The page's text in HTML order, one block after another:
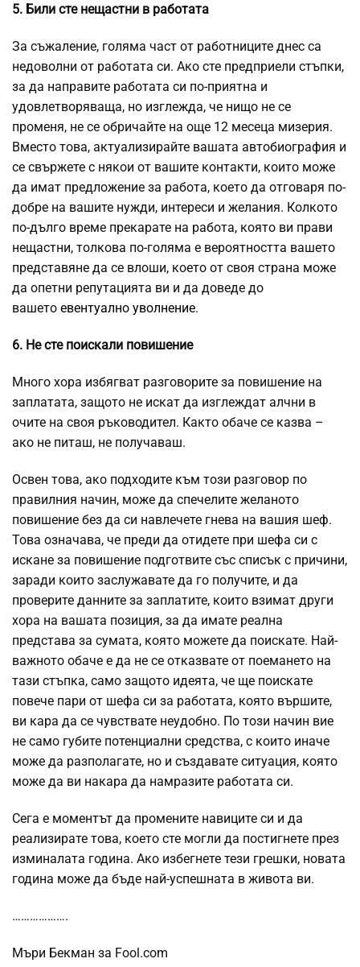
5. Били сте нещастни в работата
За съжаление, голяма част от работниците днес са
недоволни от работата си. Ако сте предприели стъпки,
за да направите работата си по-приятна и
удовлетворяваща, но изглежда, че нищо не се
променя, не се обричайте на още 12 месеца мизерия.
Вместо това, актуализирайте вашата автобиография и
се свържете с някои от вашите контакти, които може
да имат предложение за работа, което да отговаря по-
добре на вашите нужди, интереси и желания. Колкото
по-дълго време прекарате на работа, която ви прави
нещастни, толкова по-голяма е вероятността вашето
представяне да се влоши, което от своя страна може
да опетни репутацията ви и да доведе до
вашето евентуално уволнение.
6. Не сте поискали повишение
Много хора избягват разговорите за повишение на
заплатата, защото не искат да изглеждат алчни в
очите на своя ръководител. Както обаче се казва –
ако не питаш, не получаваш.
Освен това, ако подходите към този разговор по
правилния начин, може да спечелите желаното
повишение без да си навлечете гнева на вашия шеф.
Това означава, че преди да отидете при шефа си с
искане за повишение подготвите със списък с причини,
заради които заслужавате да го получите, и да
проверите данните за заплатите, които взимат други
хора на вашата позиция, за да имате реална
представа за сумата, която можете да поискате. Най-
важното обаче е да не се отказвате от поемането на
тази стъпка, само защото идеята, че ще поискате
повече пари от шефа си за работата, която вършите,
ви кара да се чувствате неудобно. По този начин вие
не само губите потенциални средства, с които иначе
може да разполагате, но и създавате ситуация, която
може да ви накара да намразите работата си.
Сега е моментът да промените навиците си и да
реализирате това, което сте могли да постигнете през
изминалата година. Ако избегнете тези грешки, новата
година може да бъде най-успешната в живота ви.
……………….
Мъри Бекман за Fool.com